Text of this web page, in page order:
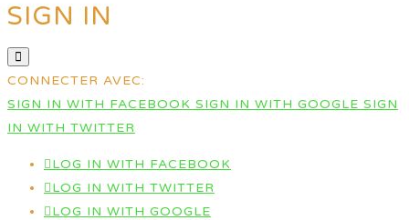
SIGN IN
CONNECTER AVEC:
SIGN IN WITH FACEBOOK SIGN IN WITH GOOGLE SIGN
IN WITH TWITTER
LOG IN WITH FACEBOOK
LOG IN WITH TWITTER
LOG IN WITH GOOGLE